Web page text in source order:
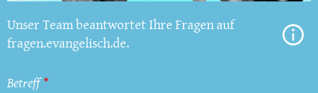
Unser Team beantwortet Ihre Fragen auf
fragen.evangelisch.de.
Betreff